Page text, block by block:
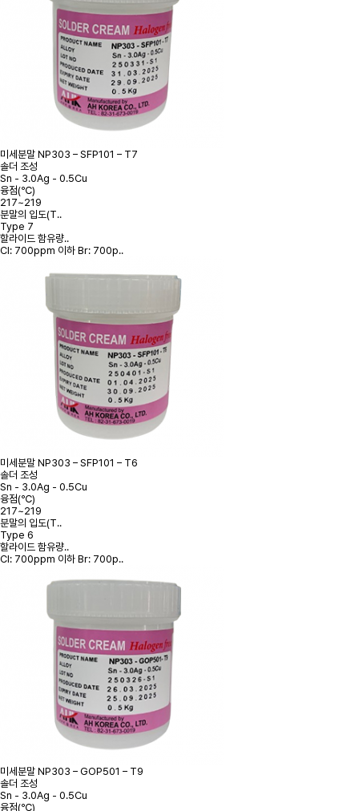
미세분말 NP303 – SFP101 – T7
솔더 조성
Sn - 3.0Ag - 0.5Cu
융점(℃)
217~219
분말의 입도(T..
Type 7
할라이드 함유량..
Cl: 700ppm 이하 Br: 700p..
미세분말 NP303 – SFP101 – T6
솔더 조성
Sn - 3.0Ag - 0.5Cu
융점(℃)
217~219
분말의 입도(T..
Type 6
할라이드 함유량..
Cl: 700ppm 이하 Br: 700p..
미세분말 NP303 – GOP501 – T9
솔더 조성
Sn - 3.0Ag - 0.5Cu
융점(℃)